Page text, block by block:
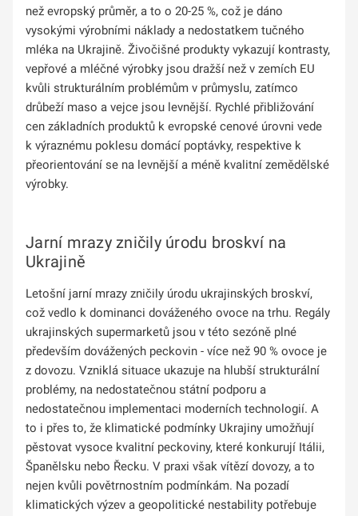
než evropský průměr, a to o 20-25 %, což je dáno
vysokými výrobními náklady a nedostatkem tučného
mléka na Ukrajině. Živočišné produkty vykazují kontrasty,
vepřové a mléčné výrobky jsou dražší než v zemích EU
kvůli strukturálním problémům v průmyslu, zatímco
drůbeží maso a vejce jsou levnější. Rychlé přibližování
cen základních produktů k evropské cenové úrovni vede
k výraznému poklesu domácí poptávky, respektive k
přeorientování se na levnější a méně kvalitní zemědělské
výrobky.
Jarní mrazy zničily úrodu broskví na
Ukrajině
Letošní jarní mrazy zničily úrodu ukrajinských broskví,
což vedlo k dominanci dováženého ovoce na trhu. Regály
ukrajinských supermarketů jsou v této sezóně plné
především dovážených peckovin - více než 90 % ovoce je
z dovozu. Vzniklá situace ukazuje na hlubší strukturální
problémy, na nedostatečnou státní podporu a
nedostatečnou implementaci moderních technologií. A
to i přes to, že klimatické podmínky Ukrajiny umožňují
pěstovat vysoce kvalitní peckoviny, které konkurují Itálii,
Španělsku nebo Řecku. V praxi však vítězí dovozy, a to
nejen kvůli povětrnostním podmínkám. Na pozadí
klimatických výzev a geopolitické nestability potřebuje